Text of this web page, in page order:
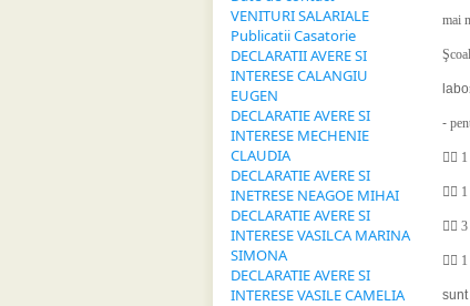
VENITURI SALARIALE
Publicatii Casatorie
DECLARATII AVERE SI
INTERESE CALANGIU
EUGEN
DECLARATIE AVERE SI
INTERESE MECHENIE
CLAUDIA
DECLARATIE AVERE SI
INETRESE NEAGOE MIHAI
DECLARATIE AVERE SI
INTERESE VASILCA MARINA
SIMONA
DECLARATIE AVERE SI
INTERESE VASILE CAMELIA
mai
labo
-


 3
